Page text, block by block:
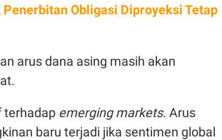
Penerbitan Obligasi Diproyeksi Tetap
arus dana asing masih akan
terhadap emerging markets. Arus
baru terjadi jika sentimen global